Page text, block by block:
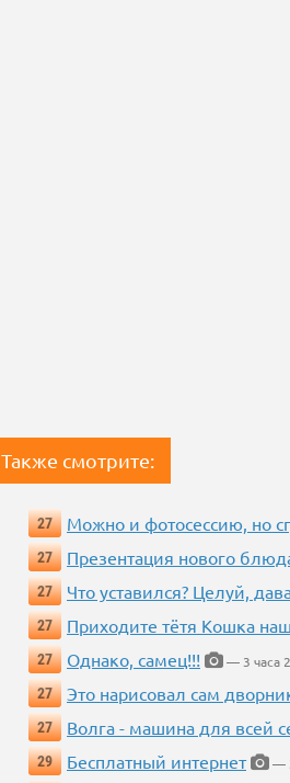
Также смотрите:
27 Можно и фотосессию, но
27
Презентация нового
27
Что уставился? Целуй,
27
Приходите тётя Кошка
27
Однако, самец!!!
— 3 часа
27
Это нарисовал сам
27
Волга - машина для всей
29
Бесплатный интернет
—